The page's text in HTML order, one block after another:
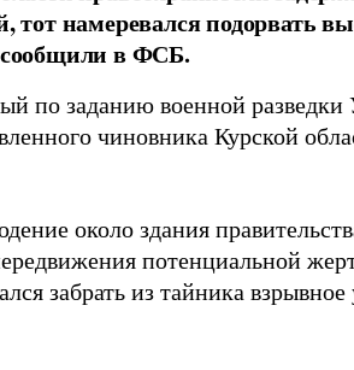
тот намеревался подорвать
в ФСБ.
по заданию военной разведки
чиновника Курской
около здания
потенциальной
забрать из тайника